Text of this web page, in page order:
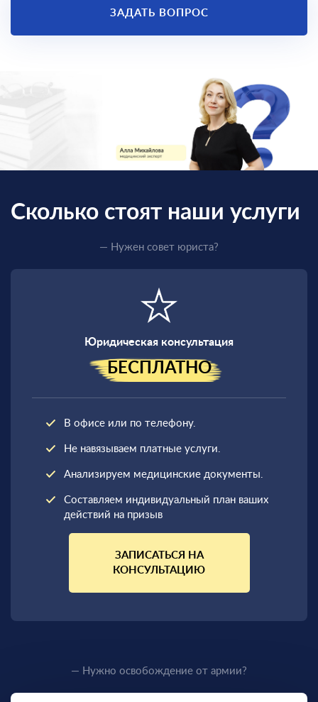
ЗАДАТЬ ВОПРОС
Сколько стоят наши услуги
— Нужен совет юриста?
Юридическая консультация
БЕСПЛАТНО
В офисе или по телефону.
Не навязываем платные услуги.
Анализируем медицинские документы.
Составляем индивидуальный план ваших
действий на призыв
ЗАПИСАТЬСЯ НА
КОНСУЛЬТАЦИЮ
— Нужно освобождение от армии?